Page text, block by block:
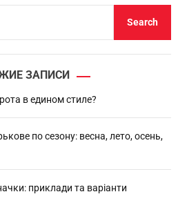
Search
ЗАПИСИ
в едином стиле?
по сезону: весна, лето, осень,
приклади та варіанти